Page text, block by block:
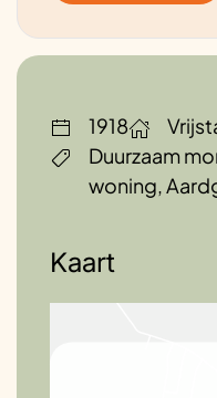
1918
Duurzaam
woning,
Kaart